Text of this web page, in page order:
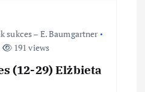
sukces – E. Baumgartner
191 views
(12-29) Elżbieta